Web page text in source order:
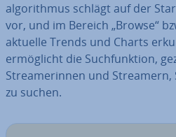
al­go­rith­mus schlägt auf der
vor, und im Bereich „Browse“
aktuelle Trends und Charts
er­mög­licht die Such­funk­ti­on,
Strea­me­rin­nen und Streamern,
zu suchen.